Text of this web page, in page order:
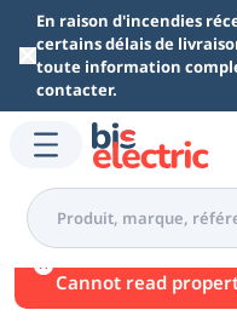
Aller au contenu principal
En raison d'incendies
certains délais de
toute information
contacter.
Une erreur
Cannot read